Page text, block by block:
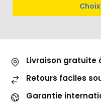
Livraison gratuite
Retours faciles
Garantie